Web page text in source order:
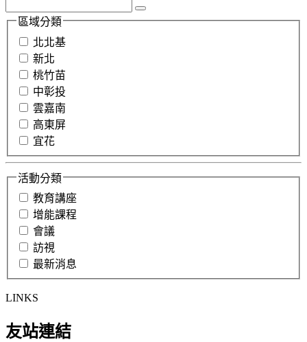
區域分類
北北基
新北
桃竹苗
中彰投
雲嘉南
高東屏
宜花
活動分類
教育講座
增能課程
會議
訪視
最新消息
LINKS
友站連結